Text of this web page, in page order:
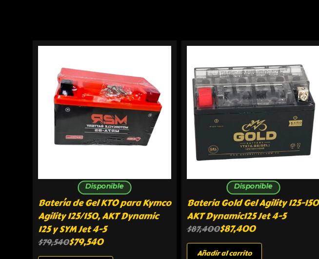
Disponible
Batería de Gel KTO para Kymco
Agility 125/150, AKT Dynamic
125 y SYM Jet 4-5
$79,540$79,540
Disponible
Bateria Gold Gel Agility 125-150
AKT Dynamic125 Jet 4-5
$87,400$87,400
Añadir al carrito